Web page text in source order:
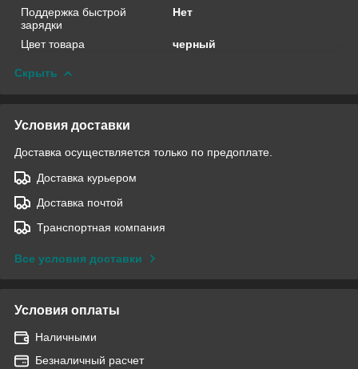
Поддержка быстрой
зарядки
Нет
Цвет товара черный
Скрыть
Условия доставки
Доставка осуществляется только по предоплате.
Доставка курьером
Доставка почтой
Транспортная компания
Все условия доставки
Условия оплаты
Наличными
Безналичный расчет